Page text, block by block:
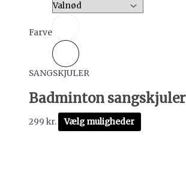
Farve
SANGSKJULER
Badminton sangskjuler
299 kr. Vælg muligheder